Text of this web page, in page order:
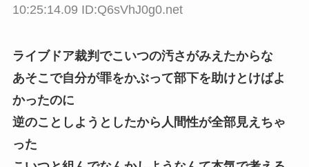
10:25:14.09 ID:Q6sVhJ0g0.net
ライブドア裁判でこいつの汚さがみえたからな
あそこで自分が罪をかぶって部下を助けとけばよ
かったのに
逆のことしようとしたから人間性が全部見えちゃ
った